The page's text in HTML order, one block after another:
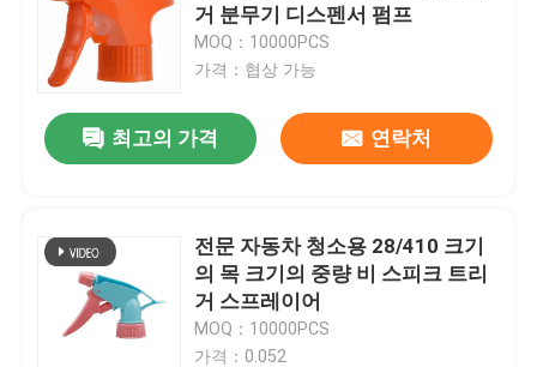
거 분무기 디스펜서 펌프
MOQ：10000PCS
가격：협상 가능
최고의 가격 연락처
전문 자동차 청소용 28/410 크기
의 목 크기의 중량 비 스피크 트리
거 스프레이어
MOQ：10000PCS
가격：0.052